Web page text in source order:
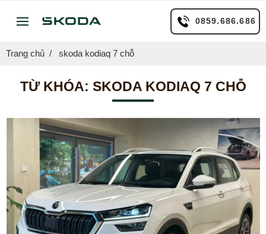
0859.686.686
Trang chủ skoda kodiaq 7 chỗ
TỪ KHÓA: SKODA KODIAQ 7 CHỖ